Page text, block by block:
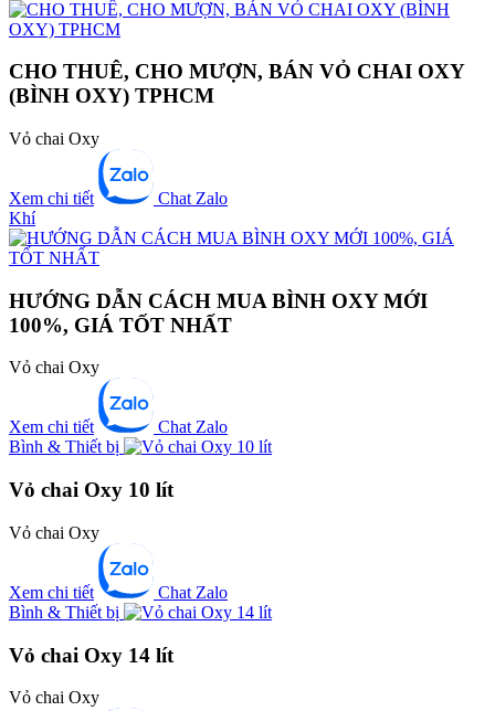
CHO THUÊ, CHO MƯỢN, BÁN VỎ CHAI OXY
(BÌNH OXY) TPHCM
Vỏ chai Oxy
Xem chi tiết
Chat Zalo
Khí
HƯỚNG DẪN CÁCH MUA BÌNH OXY MỚI
100%, GIÁ TỐT NHẤT
Vỏ chai Oxy
Xem chi tiết
Chat Zalo
Bình & Thiết bị
Vỏ chai Oxy 10 lít
Vỏ chai Oxy
Xem chi tiết
Chat Zalo
Bình & Thiết bị
Vỏ chai Oxy 14 lít
Vỏ chai Oxy